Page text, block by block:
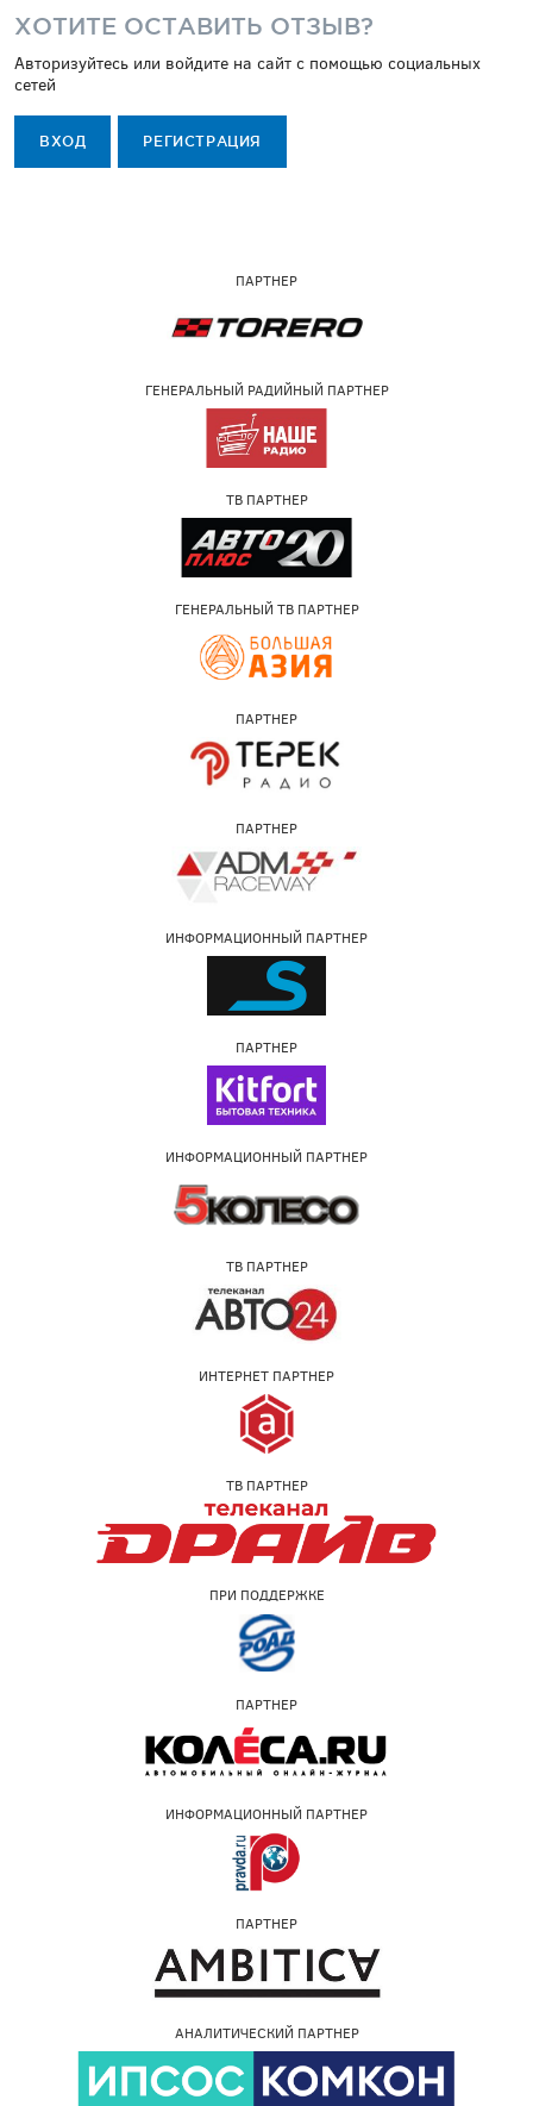
ХОТИТЕ ОСТАВИТЬ ОТЗЫВ?
Авторизуйтесь или войдите на сайт с помощью социальных
сетей
ВХОД РЕГИСТРАЦИЯ
ПАРТНЕР
ГЕНЕРАЛЬНЫЙ РАДИЙНЫЙ ПАРТНЕР
ТВ ПАРТНЕР
ГЕНЕРАЛЬНЫЙ ТВ ПАРТНЕР
ПАРТНЕР
ПАРТНЕР
ИНФОРМАЦИОННЫЙ ПАРТНЕР
ПАРТНЕР
ИНФОРМАЦИОННЫЙ ПАРТНЕР
ТВ ПАРТНЕР
ИНТЕРНЕТ ПАРТНЕР
ТВ ПАРТНЕР
ПРИ ПОДДЕРЖКЕ
ПАРТНЕР
ИНФОРМАЦИОННЫЙ ПАРТНЕР
ПАРТНЕР
АНАЛИТИЧЕСКИЙ ПАРТНЕР